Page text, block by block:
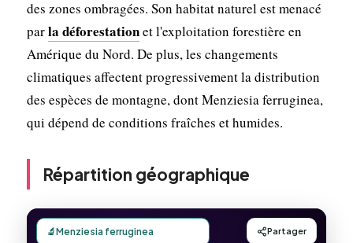
des zones ombragées. Son habitat naturel est menacé
parla déforestationet l'exploitation forestière en
Amérique du Nord. De plus, les changements
climatiques affectent progressivement la distribution
des espèces de montagne, dont Menziesia ferruginea,
qui dépend de conditions fraîches et humides.
Répartition géographique